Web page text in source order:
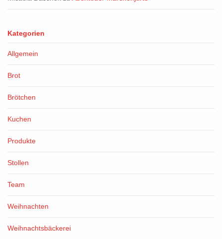
Kategorien
Allgemein
Brot
Brötchen
Kuchen
Produkte
Stollen
Team
Weihnachten
Weihnachtsbäckerei